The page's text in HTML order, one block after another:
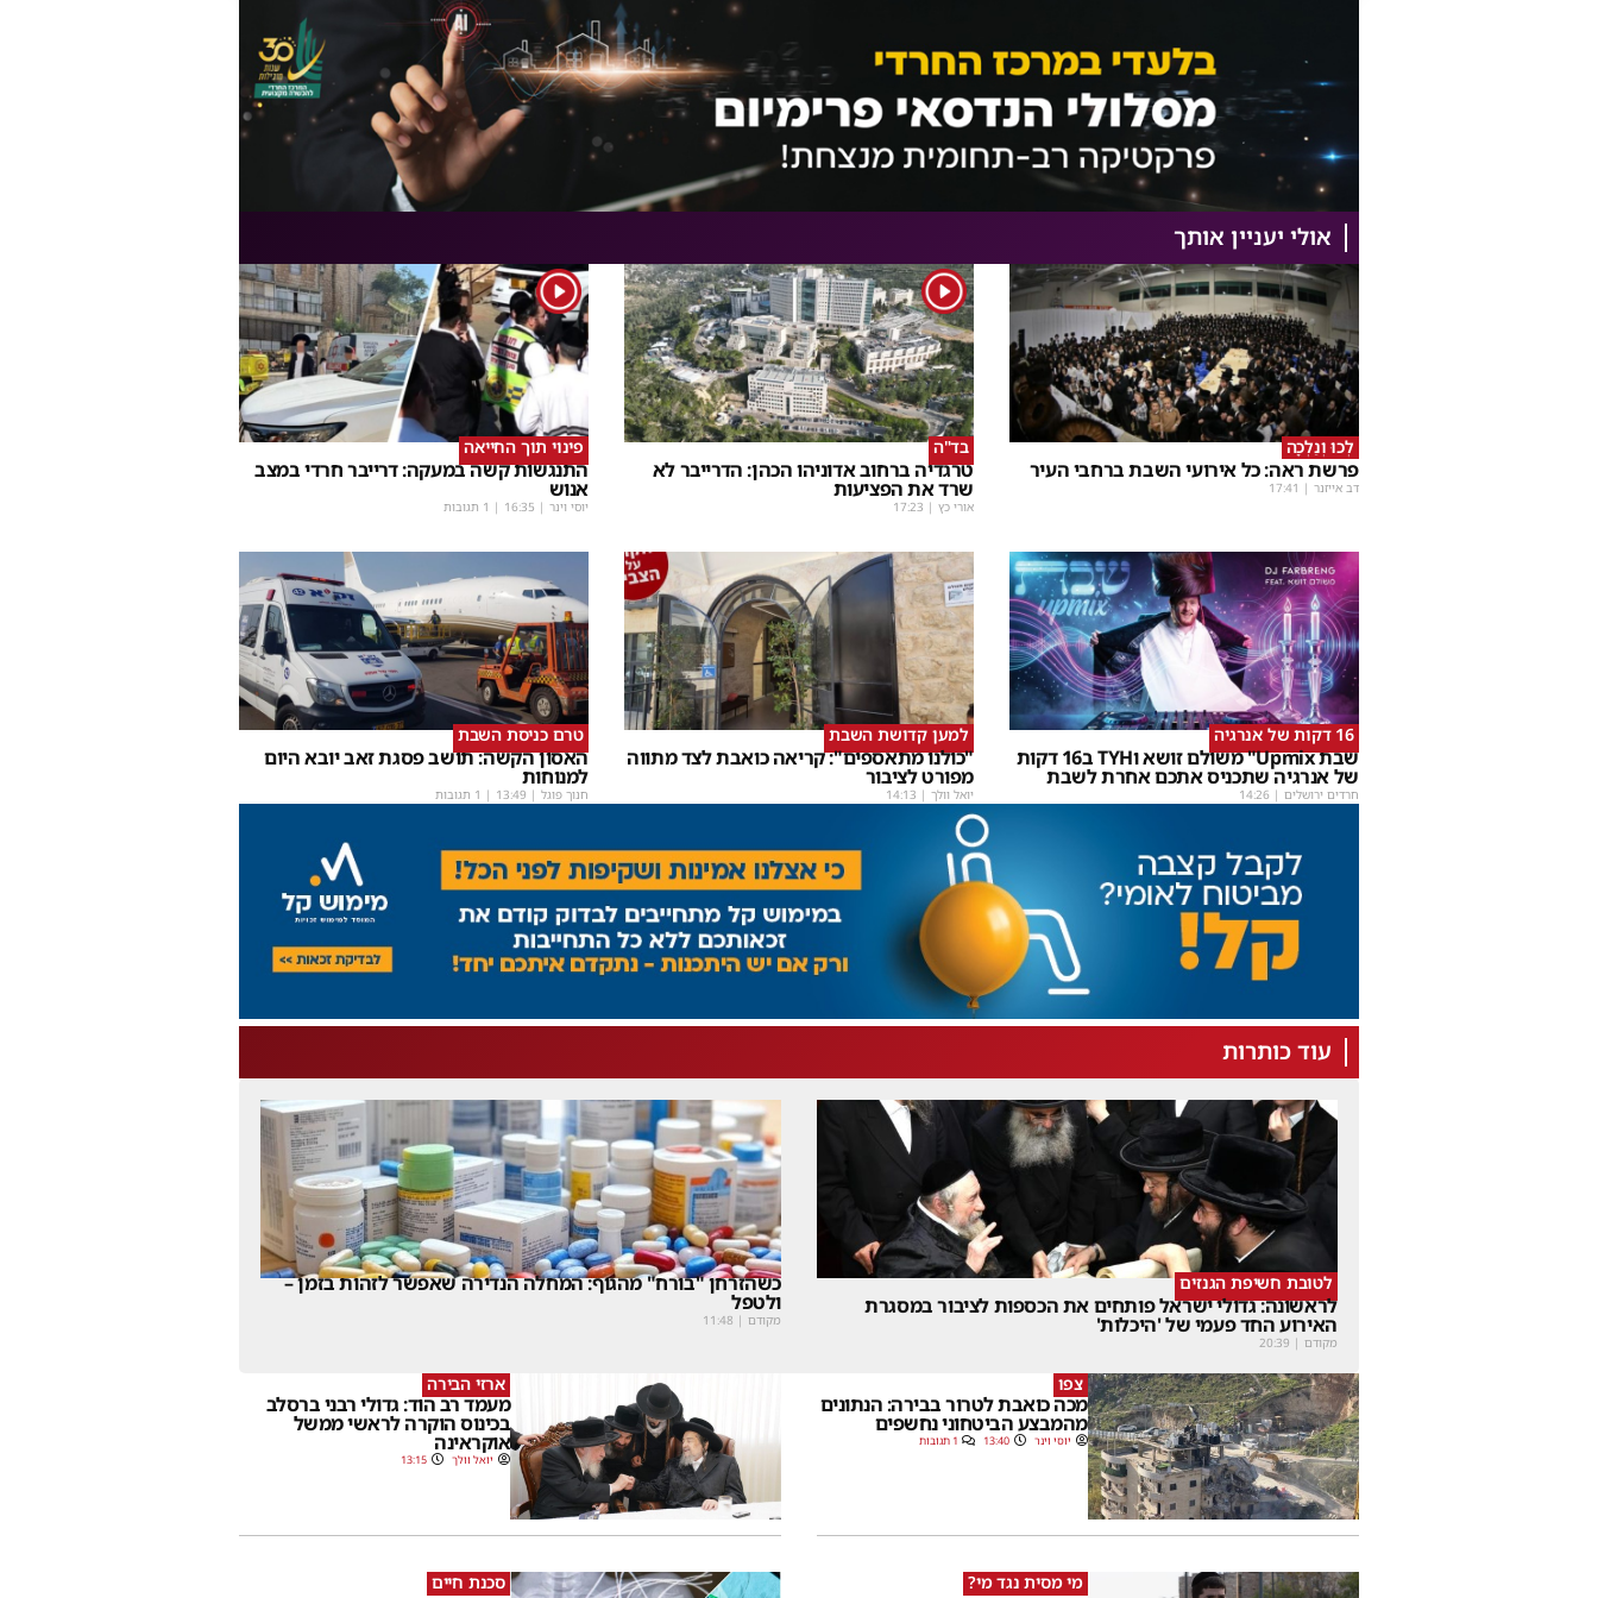
אולי יעניין אותך
לְכוּ וְנֵלְכָה
פרשת ראה: כל אירועי השבת ברחבי העיר
דב אייזנר |
17:41
1
בד"ה
טרגדיה ברחוב אדוניהו הכהן: הדרייבר לא
שרד את הפציעות
אורי כץ |
17:23
1
פינוי תוך החייאה
התנגשות קשה במעקה: דרייבר חרדי במצב
אנוש
יוסי וינר |
16:35 | 1 תגובות
16 דקות של אנרגיה
שבת Upmix" משולם זושא וTYH ב16 דקות
של אנרגיה שתכניס אתכם אחרת לשבת
חרדים ירושלים |
14:26
למען קדושת השבת
"כולנו מתאספים": קריאה כואבת לצד מתווה
מפורט לציבור
יואל וולך |
14:13
טרם כניסת השבת
האסון הקשה: תושב פסגת זאב יובא היום
למנוחות
חנוך פוגל |
13:49 | 1 תגובות
עוד כותרות
לטובת חשיפת הגנזים
לראשונה: גדולי ישראל פותחים את הכספות לציבור במסגרת
האירוע החד פעמי של 'היכלות'
מקודם |
20:39
כשהזרחן "בורח" מהגוף: המחלה הנדירה שאפשר לזהות בזמן –
ולטפל
מקודם |
11:48
צפו
מכה כואבת לטרור בבירה: הנתונים
מהמבצע הביטחוני נחשפים
יוסי וינר 13:40 1 תגובות
ארזי הבירה
מעמד רב הוד: גדולי רבני ברסלב
בכינוס הוקרה לראשי ממשל
אוקראינה
יואל וולך 13:15
מי מסית נגד מי? סכנת חיים